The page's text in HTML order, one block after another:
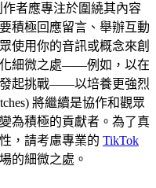
者應專注於圍繞其內容
積極回應留言、舉辦互動
使用你的音訊或概念來創
細微之處——例如，以在
起挑戰——以培養更強烈
將繼續是協作和觀眾
為積極的貢獻者。為了真
，請考慮專業的 TikTok
的細微之處。